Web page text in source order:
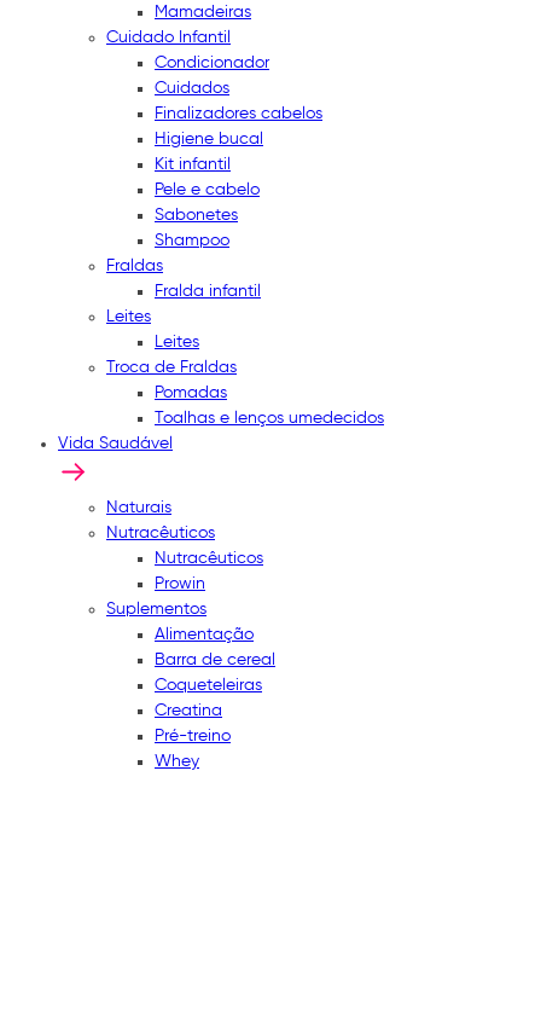
Mamadeiras
Cuidado Infantil
Condicionador
Cuidados
Finalizadores cabelos
Higiene bucal
Kit infantil
Pele e cabelo
Sabonetes
Shampoo
Fraldas
Fralda infantil
Leites
Leites
Troca de Fraldas
Pomadas
Toalhas e lenços umedecidos
Vida Saudável
Naturais
Nutracêuticos
Nutracêuticos
Prowin
Suplementos
Alimentação
Barra de cereal
Coqueteleiras
Creatina
Pré-treino
Whey